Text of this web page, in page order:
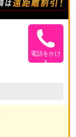
電話をかけ
る